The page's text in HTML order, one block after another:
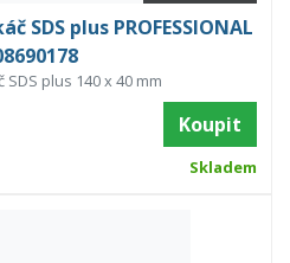
SDS plus PROFESSIONAL
SDS plus 140 x 40 mm
Koupit
Skladem